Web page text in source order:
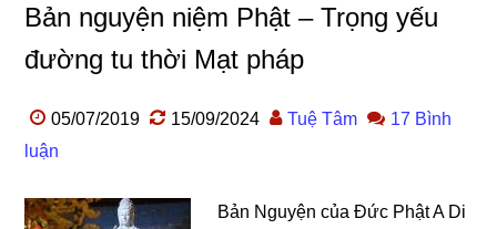
Bản nguyện niệm Phật – Trọng yếu
đường tu thời Mạt pháp
05/07/2019 15/09/2024 Tuệ Tâm
17 Bình
luận
Bản Nguyện của Đức Phật A Di